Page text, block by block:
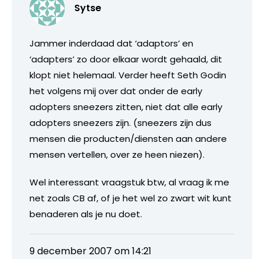
Sytse
Jammer inderdaad dat ‘adaptors’ en
‘adapters’ zo door elkaar wordt gehaald, dit
klopt niet helemaal. Verder heeft Seth Godin
het volgens mij over dat onder de early
adopters sneezers zitten, niet dat alle early
adopters sneezers zijn. (sneezers zijn dus
mensen die producten/diensten aan andere
mensen vertellen, over ze heen niezen).
Wel interessant vraagstuk btw, al vraag ik me
net zoals CB af, of je het wel zo zwart wit kunt
benaderen als je nu doet.
9 december 2007 om 14:21